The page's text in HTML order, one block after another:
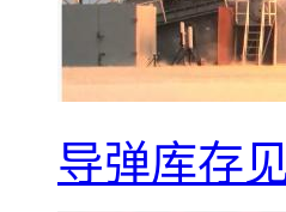
导弹库存